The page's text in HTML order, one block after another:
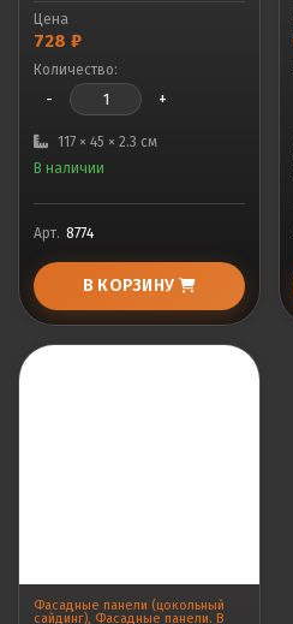
ГРАФИТ
Цена
728 ₽
Количество:
- +
117 × 45 × 2.3 см
В наличии
Арт. 8774
В КОРЗИНУ
Фасадные панели (цокольный
сайдинг), Фасадные панели. В